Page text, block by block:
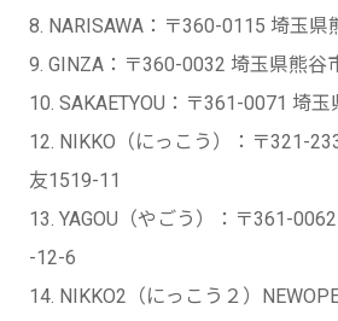
8. NARISAWA：〒360-0115 埼玉
9. GINZA：〒360-0032 埼玉県熊谷
10. SAKAETYOU：〒361-0071 埼
12. NIKKO（にっこう）：〒321-
友1519-11
13. YAGOU（やごう）：〒361-
-12-6
14. NIKKO2（にっこう２）